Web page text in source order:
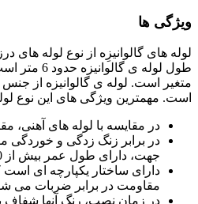
ویژگی ها
لوله های گالوانیزِه از نوع لوله های
متغیر است. لوله ی گالوانیزه از جنس
است. مهمترین ویژگی های این نوع
در مقایسه با لوله های آهنی،
در برابر زنگ زدگی و خوردگی
جهت، دارای طول عمر بیش از 50 سال است.
دارای ساختار یکپارچه ای است
مقاومت در برابر ضربات می
در زمان نصب، رنگ آنها شفاف